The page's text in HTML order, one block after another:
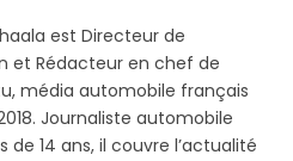
est Directeur de
et Rédacteur en chef de
média automobile français
Journaliste automobile
de 14 ans, il couvre l’actualité